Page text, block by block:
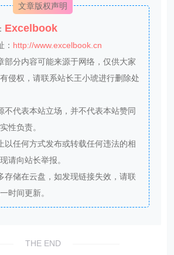
文章版权声明
Excelbook
： http://www.excelbook.cn
部分内容可能来源于网络，仅供大家
侵权，请联系站长王小琥进行删除处
不代表本站立场，并不代表本站赞同
性负责。
以任何方式发布或转载任何违法的相
请向站长举报。
存储在云盘，如发现链接失效，请联
时间更新。
THE END